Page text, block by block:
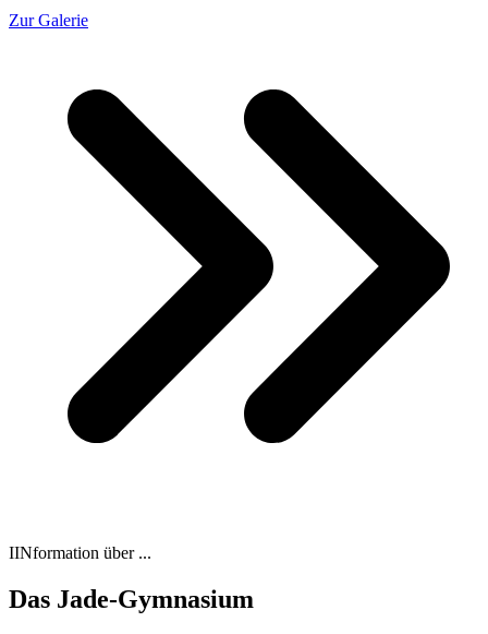
Zur Galerie
IINformation über ...
Das Jade-Gymnasium